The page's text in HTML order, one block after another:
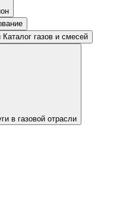
Каталог газов и смесей
в газовой отрасли